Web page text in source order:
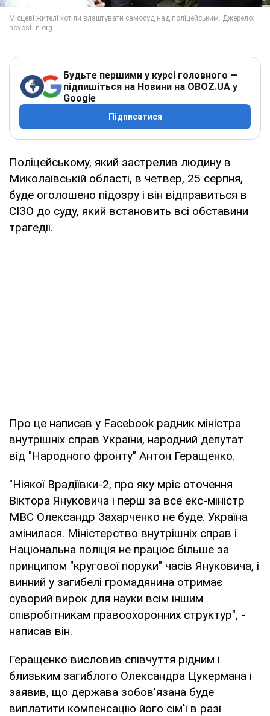
Будьте першими у курсі головного —
підпишіться на Новини на OBOZ.UA у
Google
Підписатися
Поліцейському, який застрелив людину в
Миколаївській області, в четвер, 25 серпня,
буде оголошено підозру і він відправиться в
СІЗО до суду, який встановить всі обставини
трагедії.
Про це написав у Facebook радник міністра
внутрішніх справ України, народний депутат
від "Народного фронту" Антон Геращенко.
"Ніякої Врадіївки-2, про яку мріє оточення
Віктора Януковича і перш за все екс-міністр
МВС Олександр Захарченко не буде. Україна
змінилася. Міністерство внутрішніх справ і
Національна поліція не працює більше за
принципом "кругової поруки" часів Януковича, і
винний у загибелі громадянина отримає
суворий вирок для науки всім іншим
співробітникам правоохоронних структур", -
написав він.
Геращенко висловив співчуття рідним і
близьким загиблого Олександра Цукермана і
заявив, що держава зобов'язана буде
виплатити компенсацію його сім'ї в разі